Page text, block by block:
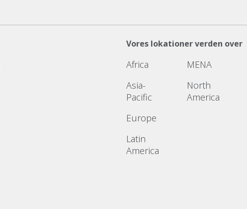
Vores lokationer verden over
Africa
Asia-
Pacific
Europe
Latin
America
MENA
North
America